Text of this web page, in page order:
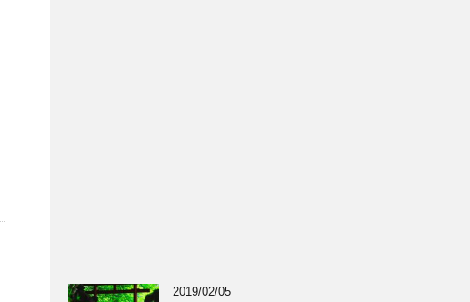
2019/02/05